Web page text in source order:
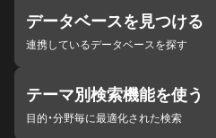
データベースを見つける
連携しているデータベースを探す
テーマ別検索機能を使う
目的・分野毎に最適化された検索